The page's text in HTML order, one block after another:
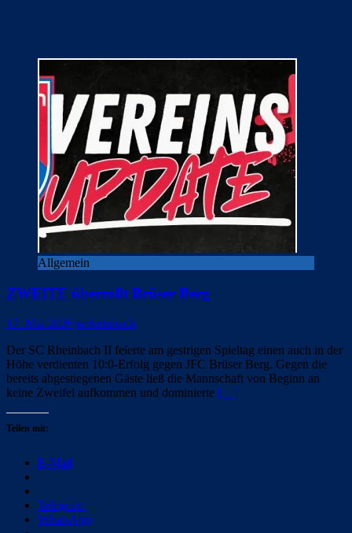
Allgemein
ZWEITE überrollt Brüser Berg
17. Mai 2026 scrheinbach
Der SC Rheinbach II feierte am gestrigen Spieltag einen auch in der
Höhe verdienten 10:0-Erfolg gegen JFC Brüser Berg. Gegen die
bereits abgestiegenen Gäste ließ die Mannschaft von Beginn an
keine Zweifel aufkommen und dominierte […]
Teilen mit:
E-Mail
Telegram
WhatsApp